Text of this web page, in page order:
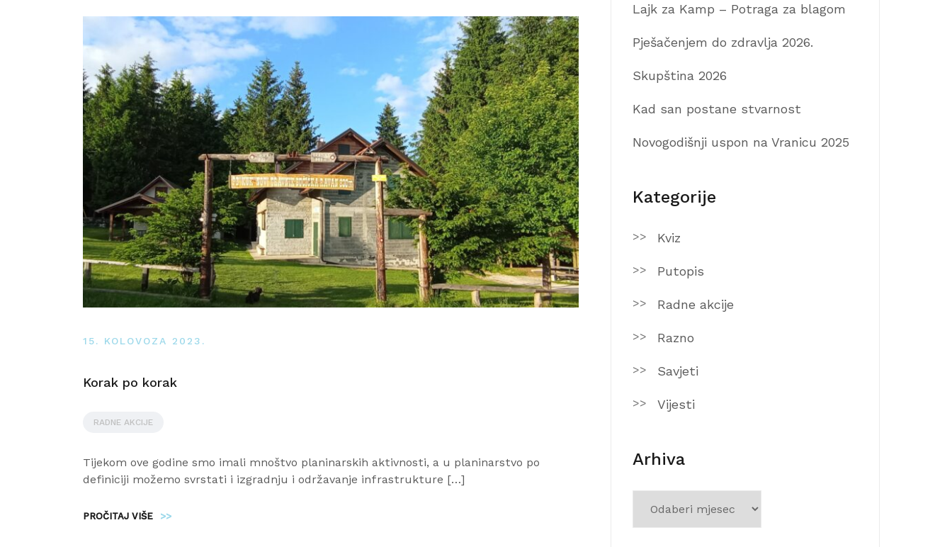
15. KOLOVOZA 2023.
Korak po korak
RADNE AKCIJE
Tijekom ove godine smo imali mnoštvo planinarskih aktivnosti, a u planinarstvo po
definiciji možemo svrstati i izgradnju i održavanje infrastrukture […]
PROČITAJ VIŠE >>
Lajk za Kamp – Potraga za blagom
Pješačenjem do zdravlja 2026.
Skupština 2026
Kad san postane stvarnost
Novogodišnji uspon na Vranicu 2025
Kategorije
Kviz
Putopis
Radne akcije
Razno
Savjeti
Vijesti
Arhiva